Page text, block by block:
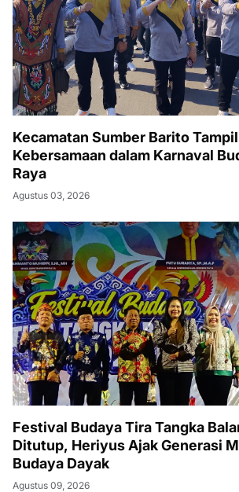
Kecamatan Sumber Barito
Kebersamaan dalam Karnaval
Raya
Agustus 03, 2026
Festival Budaya Tira Tangka
Ditutup, Heriyus Ajak Generasi
Budaya Dayak
Agustus 09, 2026